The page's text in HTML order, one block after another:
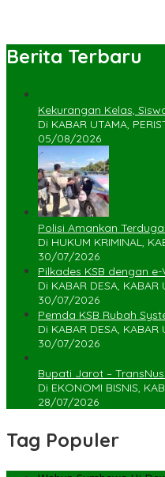
Berita Terbaru
Kekurangan Kelas,
Di KABAR UTAMA,
05/08/2026
Polisi Amankan
Di HUKUM KRIMINAL,
30/07/2026
Pilkades KSB dengan
Di KABAR DESA, KABAR
30/07/2026
Pemda KSB Rubah
Di KABAR DESA, KABAR
30/07/2026
Bupati Jarot –
Di EKONOMI BISNIS,
28/07/2026
Tag Populer